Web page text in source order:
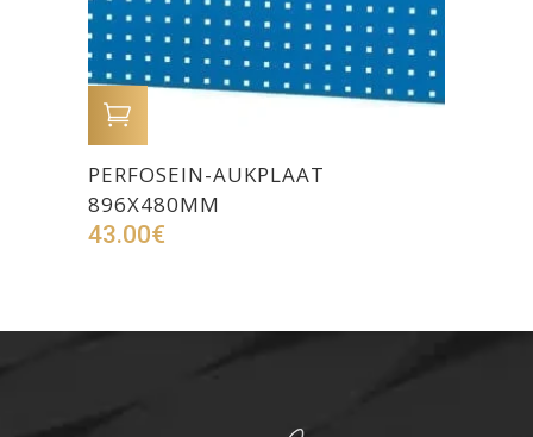
PERFOSEIN-AUKPLAAT
896X480MM
43.00€